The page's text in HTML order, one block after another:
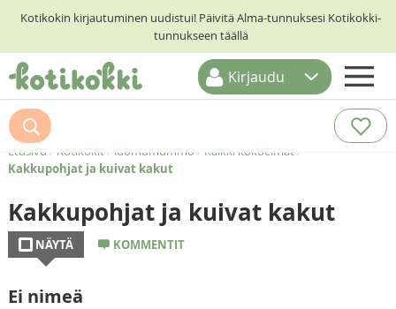
Kotikokin kirjautuminen uudistui! Päivitä Alma-tunnuksesi Kotikokki-
tunnukseen täällä
ETUSIVU
RESEPTIHAKU
RUOKATEEMAT
KESKUSTELUT
KOTIKOKIT
Kirjaudu
Etusivu / Kotikokit/ luomumummo / Kaikki kokoelmat/
Kakkupohjat ja kuivat kakut
Kakkupohjat ja kuivat kakut
NÄYTÄ KOMMENTIT
Ei nimeä